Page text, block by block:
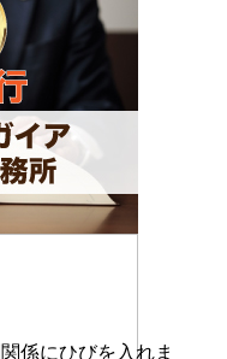
係にひびを入れま